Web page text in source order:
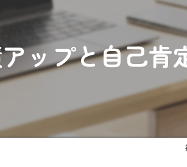
ップと自己肯